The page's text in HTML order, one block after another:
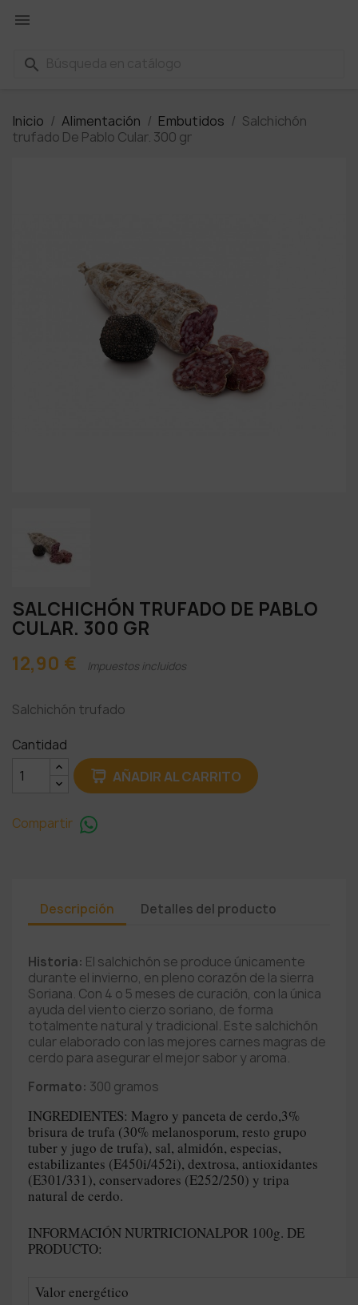

search
Inicio Alimentación Embutidos
Salchichón
trufado De Pablo Cular. 300 gr
SALCHICHÓN TRUFADO DE PABLO
CULAR. 300 GR
12,90 €
Impuestos incluidos
Salchichón trufado
Cantidad
AÑADIR AL CARRITO
Compartir
Descripción Detalles del producto
Historia: El salchichón se produce únicamente
durante el invierno, en pleno corazón de la sierra
Soriana. Con 4 o 5 meses de curación, con la única
ayuda del viento cierzo soriano, de forma
totalmente natural y tradicional. Este salchichón
cular elaborado con las mejores carnes magras de
cerdo para asegurar el mejor sabor y aroma.
Formato: 300 gramos
INGREDIENTES: Magro y panceta de cerdo,3%
brisura de trufa (30% melanosporum, resto grupo
tuber y jugo de trufa), sal, almidón, especias,
estabilizantes (E450i/452i), dextrosa, antioxidantes
(E301/331), conservadores (E252/250) y tripa
natural de cerdo.
INFORMACIÓN NURTRICIONALPOR 100g. DE
PRODUCTO:
Valor energético